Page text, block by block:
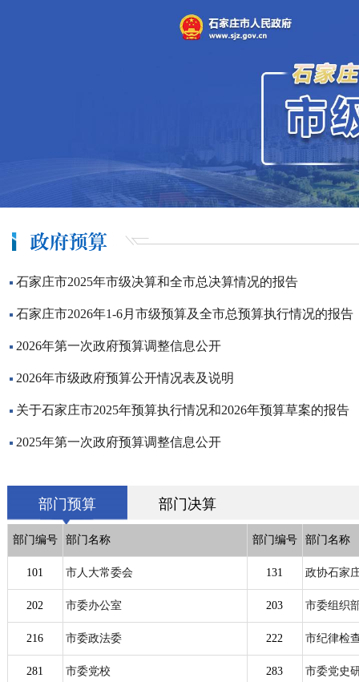
石家庄市2025年市级决算和全市总决算情况的报告
石家庄市2026年1-6月市级预算及全市总预算执行情况的报告
2026年第一次政府预算调整信息公开
2026年市级政府预算公开情况表及说明
关于石家庄市2025年预算执行情况和2026年预算草案的报告
2025年第一次政府预算调整信息公开
部门预算 部门决算
部门编号 部门名称 部门编号 部门名称
101 市人大常委会 131 政协石家
202 市委办公室 203 市委组织
216 市委政法委 222 市纪律检
281 市委党校 283 市委党史